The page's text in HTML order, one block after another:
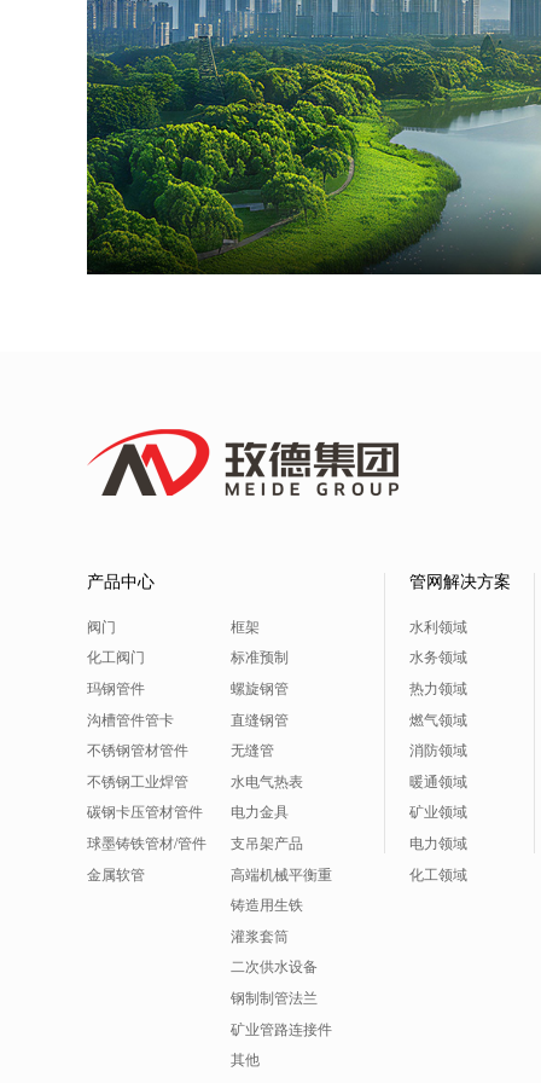
产品中心
阀门
化工阀门
玛钢管件
沟槽管件管卡
不锈钢管材管件
不锈钢工业焊管
碳钢卡压管材管件
球墨铸铁管材/管件
金属软管
框架
标准预制
螺旋钢管
直缝钢管
无缝管
水电气热表
电力金具
支吊架产品
高端机械平衡重
铸造用生铁
灌浆套筒
二次供水设备
钢制制管法兰
矿业管路连接件
其他
管网解决方案
水利领域
水务领域
热力领域
燃气领域
消防领域
暖通领域
矿业领域
电力领域
化工领域